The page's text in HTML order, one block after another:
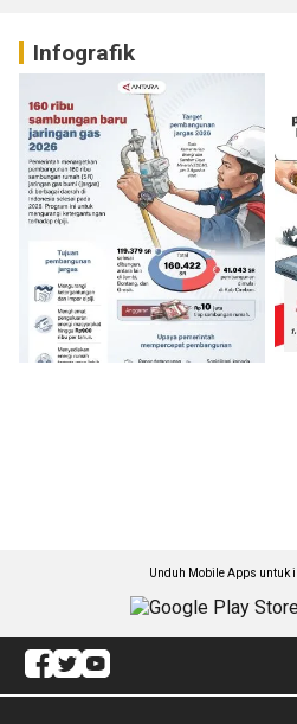
Infografik
Unduh Mobile Apps untuk